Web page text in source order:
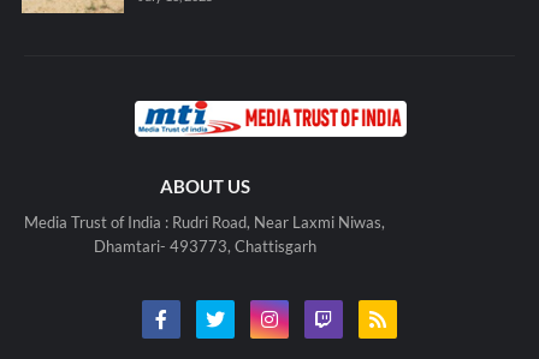
ABOUT US
Media Trust of India : Rudri Road, Near Laxmi Niwas,
Dhamtari- 493773, Chattisgarh